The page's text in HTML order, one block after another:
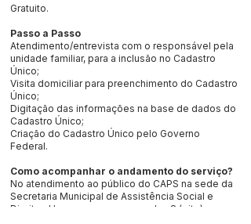
Gratuito.
Passo a Passo
Atendimento/entrevista com o responsável pela
unidade familiar, para a inclusão no Cadastro
Único;
Visita domiciliar para preenchimento do Cadastro
Único;
Digitação das informações na base de dados do
Cadastro Único;
Criação do Cadastro Único pelo Governo
Federal.
Como acompanhar o andamento do serviço?
No atendimento ao público do CAPS na sede da
Secretaria Municipal de Assistência Social e
Direitos Humanos, ou em uma das 8 (oito)